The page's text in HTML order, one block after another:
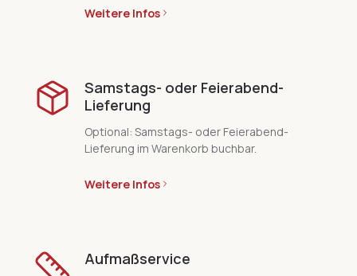
Weitere Infos
Samstags- oder Feierabend-
Lieferung
Optional: Samstags- oder Feierabend-
Lieferung im Warenkorb buchbar.
Weitere Infos
Aufmaßservice